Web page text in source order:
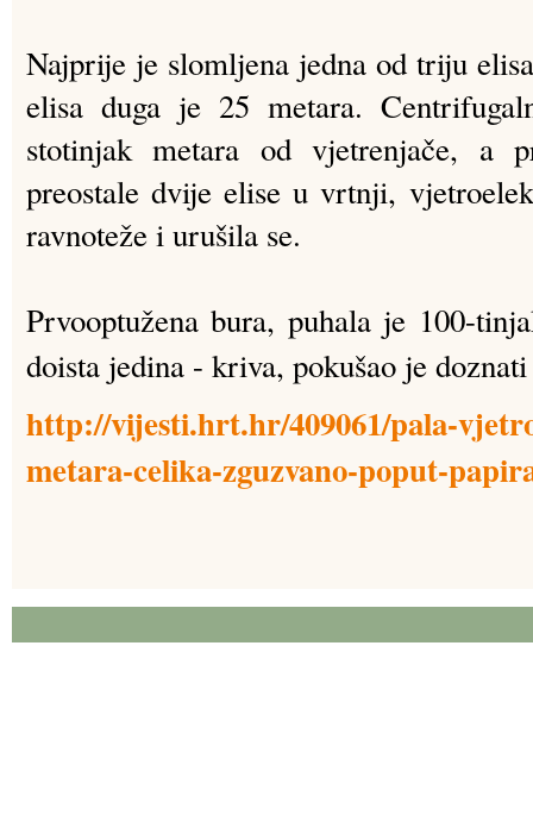
Najprije je slomljena jedna od triju
elisa duga je 25 metara.
stotinjak metara od vjetrenjače, a
preostale dvije elise u vrtnji,
ravnoteže i urušila se.
Prvooptužena bura, puhala je 100-
doista jedina - kriva, pokušao je
http://vijesti.hrt.hr/409061/pala-
metara-celika-zguzvano-poput-